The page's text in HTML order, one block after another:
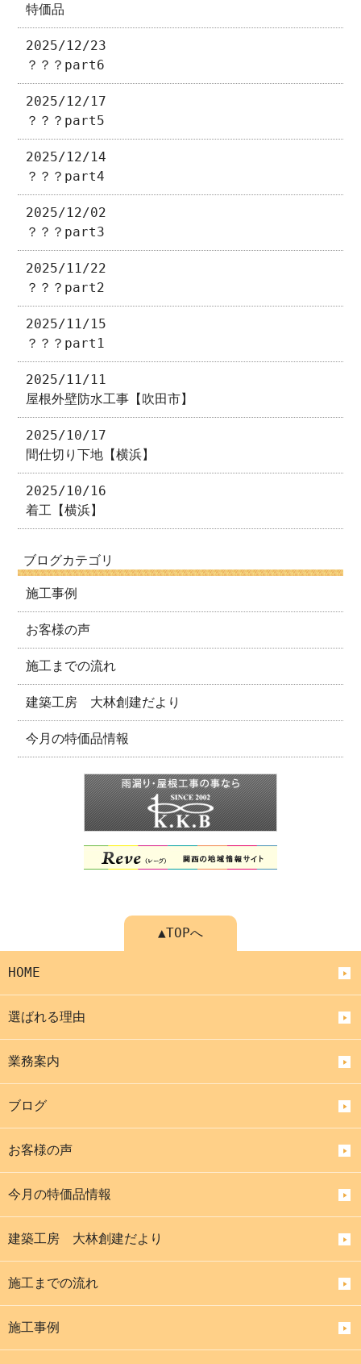
特価品
2025/12/23
？？？part6
2025/12/17
？？？part5
2025/12/14
？？？part4
2025/12/02
？？？part3
2025/11/22
？？？part2
2025/11/15
？？？part1
2025/11/11
屋根外壁防水工事【吹田市】
2025/10/17
間仕切り下地【横浜】
2025/10/16
着工【横浜】
ブログカテゴリ
施工事例
お客様の声
施工までの流れ
建築工房 大林創建だより
今月の特価品情報
▲TOPへ
HOME
選ばれる理由
業務案内
ブログ
お客様の声
今月の特価品情報
建築工房 大林創建だより
施工までの流れ
施工事例